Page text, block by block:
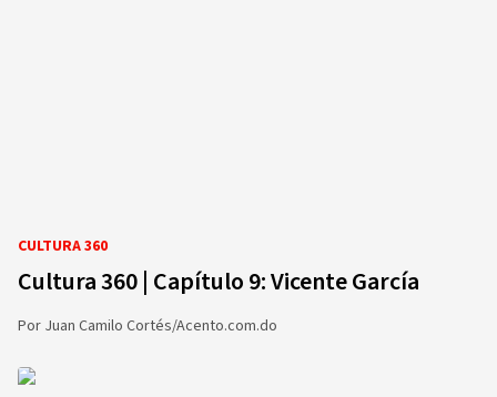
CULTURA 360
Cultura 360 | Capítulo 9: Vicente García
Por Juan Camilo Cortés/Acento.com.do